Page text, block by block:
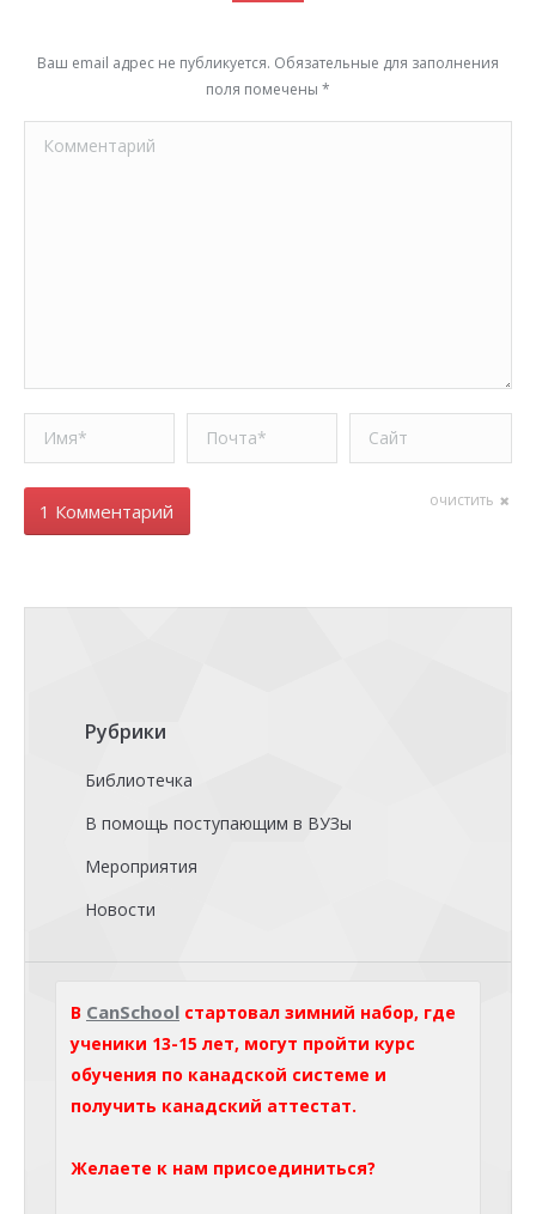
Ваш email адрес не публикуется. Обязательные для заполнения
поля помечены *
Комментарий
Имя * Почта * Сайт
очистить
1 Комментарий
Рубрики
Библиотечка
В помощь поступающим в ВУЗы
Мероприятия
Новости
В CanSchool стартовал зимний набор, где
ученики 13-15 лет, могут пройти курс
обучения по канадской системе и
получить канадский аттестат.
Желаете к нам присоединиться?